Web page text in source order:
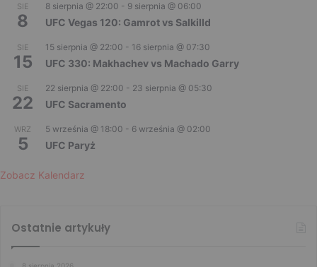
SIE
8
8 sierpnia @ 22:00 - 9 sierpnia @ 06:00
UFC Vegas 120: Gamrot vs Salkilld
SIE
15
15 sierpnia @ 22:00 - 16 sierpnia @ 07:30
UFC 330: Makhachev vs Machado Garry
SIE
22
22 sierpnia @ 22:00 - 23 sierpnia @ 05:30
UFC Sacramento
WRZ
5
5 września @ 18:00 - 6 września @ 02:00
UFC Paryż
Zobacz Kalendarz
Ostatnie artykuły